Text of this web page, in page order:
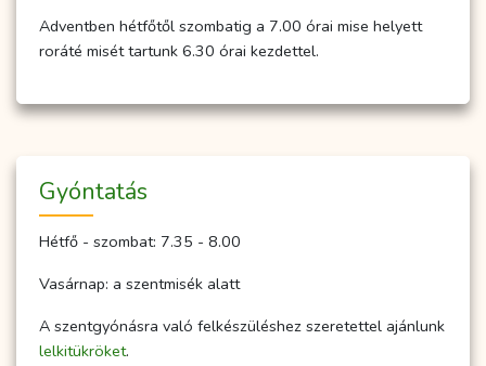
Adventben hétfőtől szombatig a 7.00 órai mise helyett
roráté misét tartunk 6.30 órai kezdettel.
Gyóntatás
Hétfő - szombat: 7.35 - 8.00
Vasárnap: a szentmisék alatt
A szentgyónásra való felkészüléshez szeretettel ajánlunk
lelkitükröket.